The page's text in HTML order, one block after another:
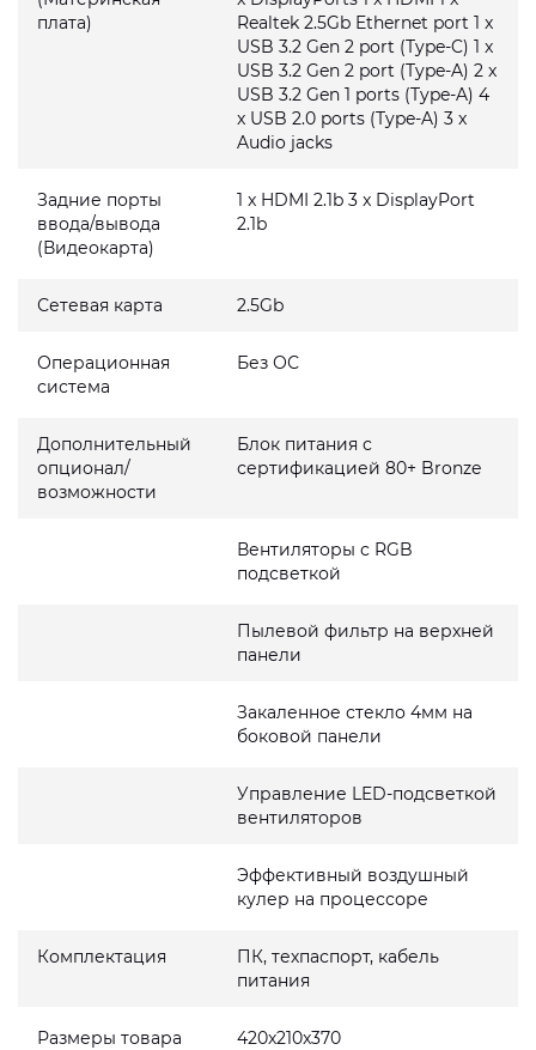
плата)
Realtek 2.5Gb Ethernet port 1 x
USB 3.2 Gen 2 port (Type-C) 1 x
USB 3.2 Gen 2 port (Type-A) 2 x
USB 3.2 Gen 1 ports (Type-A) 4
x USB 2.0 ports (Type-A) 3 x
Audio jacks
Задние порты
ввода/вывода
(Видеокарта)
1 x HDMI 2.1b 3 x DisplayPort
2.1b
Сетевая карта 2.5Gb
Операционная
система
Без ОС
Дополнительный
опционал/
возможности
Блок питания с
сертификацией 80+ Bronze
Вентиляторы с RGB
подсветкой
Пылевой фильтр на верхней
панели
Закаленное стекло 4мм на
боковой панели
Управление LED-подсветкой
вентиляторов
Эффективный воздушный
кулер на процессоре
Комплектация
ПК, техпаспорт, кабель
питания
Размеры товара
420x210x370